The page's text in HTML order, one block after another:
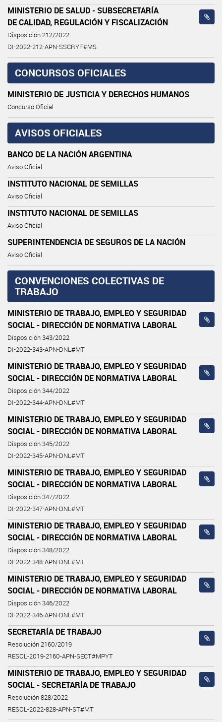
MINISTERIO DE SALUD - SUBSECRETARÍA
DE CALIDAD, REGULACIÓN Y FISCALIZACIÓN
Disposición 212/2022
DI-2022-212-APN-SSCRYF#MS
CONCURSOS OFICIALES
MINISTERIO DE JUSTICIA Y DERECHOS HUMANOS
Concurso Oficial
AVISOS OFICIALES
BANCO DE LA NACIÓN ARGENTINA
Aviso Oficial
INSTITUTO NACIONAL DE SEMILLAS
Aviso Oficial
INSTITUTO NACIONAL DE SEMILLAS
Aviso Oficial
SUPERINTENDENCIA DE SEGUROS DE LA NACIÓN
Aviso Oficial
CONVENCIONES COLECTIVAS DE
TRABAJO
MINISTERIO DE TRABAJO, EMPLEO Y SEGURIDAD
SOCIAL - DIRECCIÓN DE NORMATIVA LABORAL
Disposición 343/2022
DI-2022-343-APN-DNL#MT
MINISTERIO DE TRABAJO, EMPLEO Y SEGURIDAD
SOCIAL - DIRECCIÓN DE NORMATIVA LABORAL
Disposición 344/2022
DI-2022-344-APN-DNL#MT
MINISTERIO DE TRABAJO, EMPLEO Y SEGURIDAD
SOCIAL - DIRECCIÓN DE NORMATIVA LABORAL
Disposición 345/2022
DI-2022-345-APN-DNL#MT
MINISTERIO DE TRABAJO, EMPLEO Y SEGURIDAD
SOCIAL - DIRECCIÓN DE NORMATIVA LABORAL
Disposición 347/2022
DI-2022-347-APN-DNL#MT
MINISTERIO DE TRABAJO, EMPLEO Y SEGURIDAD
SOCIAL - DIRECCIÓN DE NORMATIVA LABORAL
Disposición 348/2022
DI-2022-348-APN-DNL#MT
MINISTERIO DE TRABAJO, EMPLEO Y SEGURIDAD
SOCIAL - DIRECCIÓN DE NORMATIVA LABORAL
Disposición 346/2022
DI-2022-346-APN-DNL#MT
SECRETARÍA DE TRABAJO
Resolución 2160/2019
RESOL-2019-2160-APN-SECT#MPYT
MINISTERIO DE TRABAJO, EMPLEO Y SEGURIDAD
SOCIAL - SECRETARÍA DE TRABAJO
Resolución 828/2022
RESOL-2022-828-APN-ST#MT